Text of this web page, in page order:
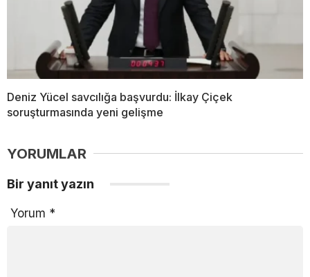
Deniz Yücel savcılığa başvurdu: İlkay Çiçek
soruşturmasında yeni gelişme
YORUMLAR
Bir yanıt yazın
Yorum *